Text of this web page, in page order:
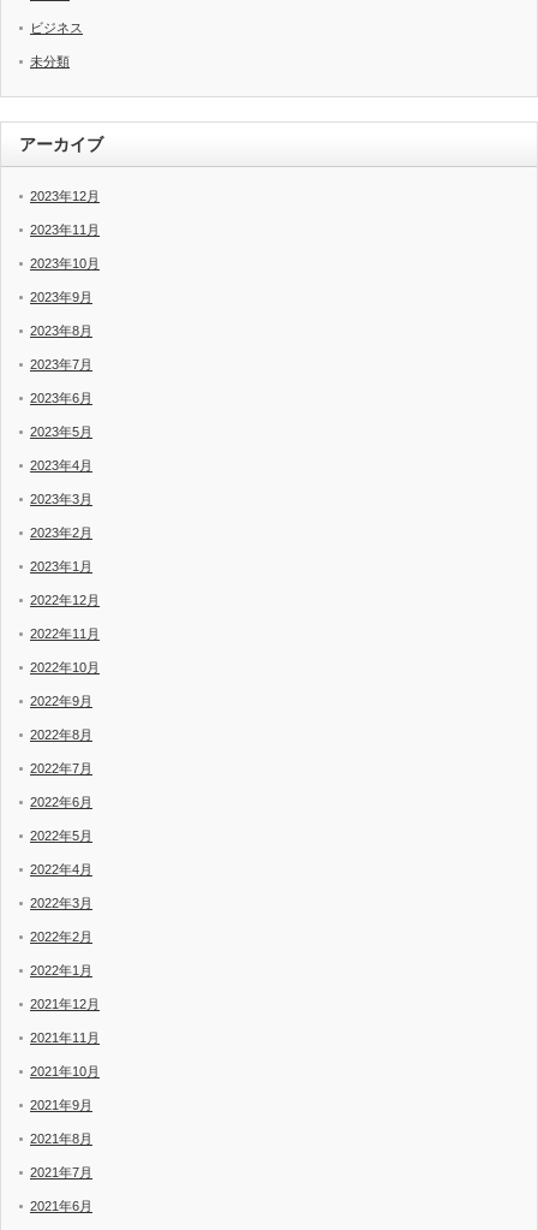
ビジネス
未分類
アーカイブ
2023年12月
2023年11月
2023年10月
2023年9月
2023年8月
2023年7月
2023年6月
2023年5月
2023年4月
2023年3月
2023年2月
2023年1月
2022年12月
2022年11月
2022年10月
2022年9月
2022年8月
2022年7月
2022年6月
2022年5月
2022年4月
2022年3月
2022年2月
2022年1月
2021年12月
2021年11月
2021年10月
2021年9月
2021年8月
2021年7月
2021年6月